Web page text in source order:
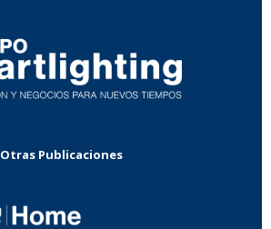
Otras Publicaciones